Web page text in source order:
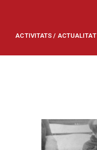
ACTIVITATS / ACTUALITAT